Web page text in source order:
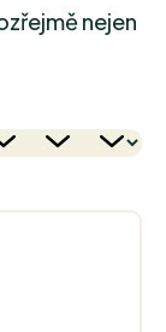
nejen